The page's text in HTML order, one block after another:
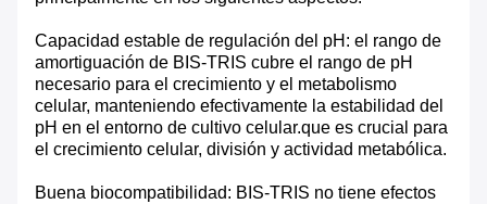
Capacidad estable de regulación del pH: el rango de
amortiguación de BIS-TRIS cubre el rango de pH
necesario para el crecimiento y el metabolismo
celular, manteniendo efectivamente la estabilidad del
pH en el entorno de cultivo celular.que es crucial para
el crecimiento celular, división y actividad metabólica.
Buena biocompatibilidad: BIS-TRIS no tiene efectos